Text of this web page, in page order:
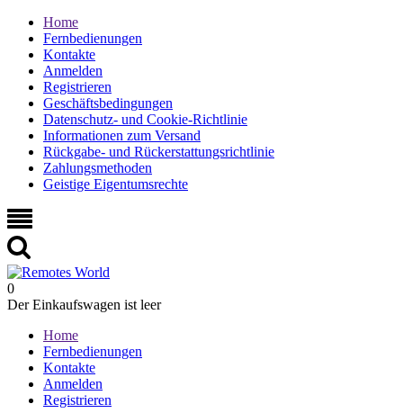
Home
Fernbedienungen
Kontakte
Anmelden
Registrieren
Geschäftsbedingungen
Datenschutz- und Cookie-Richtlinie
Informationen zum Versand
Rückgabe- und Rückerstattungsrichtlinie
Zahlungsmethoden
Geistige Eigentumsrechte
0
Der Einkaufswagen ist leer
Home
Fernbedienungen
Kontakte
Anmelden
Registrieren